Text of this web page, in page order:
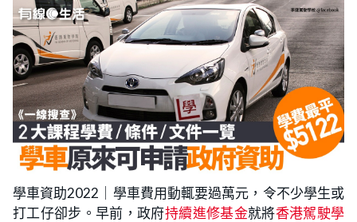
學車資助2022｜學車費用動輒要過萬元，令不少學生或
打工仔卻步。早前，政府持續進修基金就將香港駕駛學